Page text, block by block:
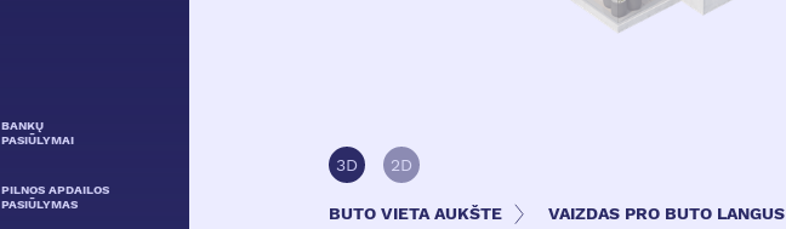
BANKŲ
PASIŪLYMAI
PILNOS APDAILOS
PASIŪLYMAS
3D 2D
BUTO VIETA AUKŠTE
VAIZDAS PRO BUTO LANGUS